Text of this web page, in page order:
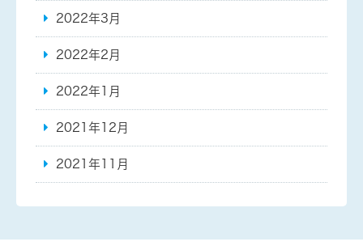
2022年3月
2022年2月
2022年1月
2021年12月
2021年11月